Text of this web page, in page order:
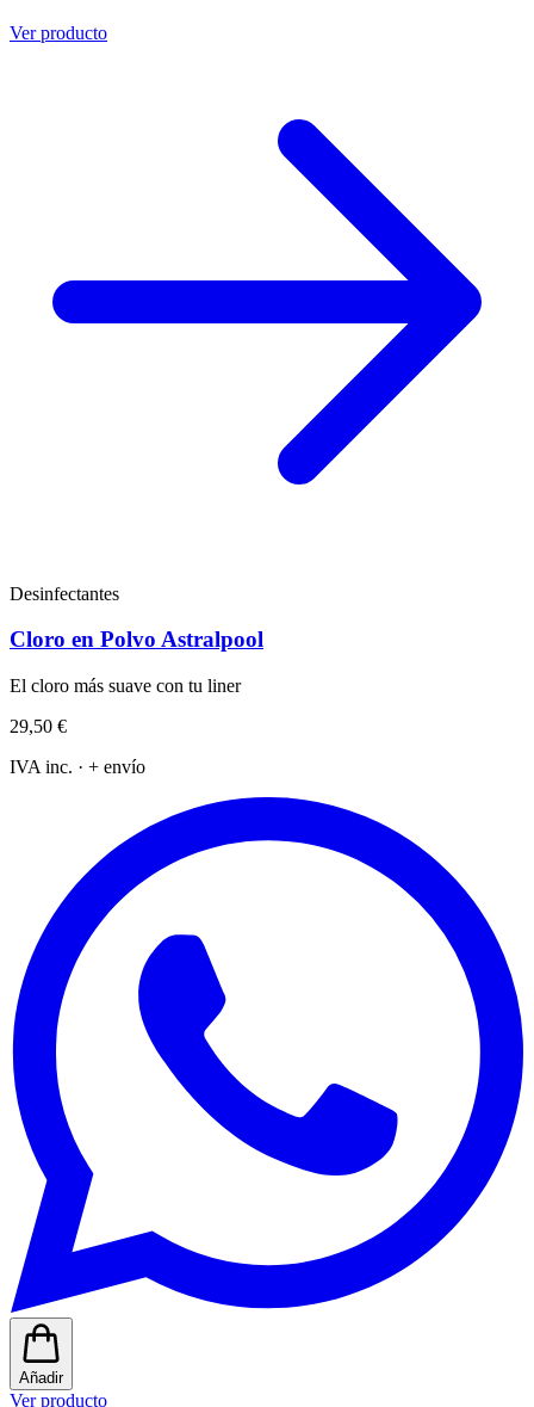
Ver producto
Desinfectantes
Cloro en Polvo Astralpool
El cloro más suave con tu liner
29,50 €
IVA inc. · + envío
Añadir
Ver producto